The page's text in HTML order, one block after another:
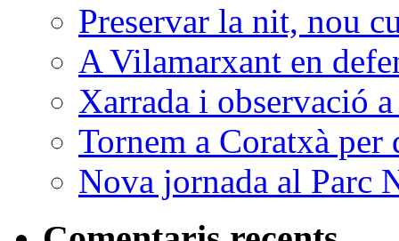
Preservar la nit, nou
A Vilamarxant en
Xarrada i observació
Tornem a Coratxà per
Nova jornada al Parc